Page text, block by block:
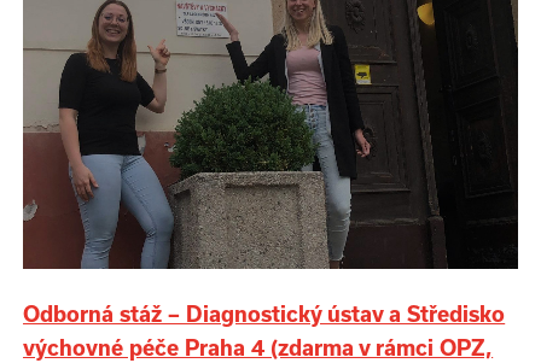
Odborná stáž – Diagnostický ústav a Středisko
výchovné péče Praha 4 (zdarma v rámci OPZ,